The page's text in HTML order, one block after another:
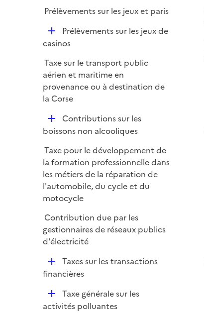
Prélèvements sur les jeux et paris
D
é
l
i
e
r
Prélèvements sur les jeux de
casinos
Taxe sur le transport public
aérien et maritime en
provenance ou à destination de
la Corse
D
é
l
i
e
r
Contributions sur les
boissons non alcooliques
Taxe pour le développement de
la formation professionnelle dans
les métiers de la réparation de
l'automobile, du cycle et du
motocycle
Contribution due par les
gestionnaires de réseaux publics
d'électricité
D
é
i
Taxes sur les transactions
financières
D
é
Taxe générale sur les
activités polluantes